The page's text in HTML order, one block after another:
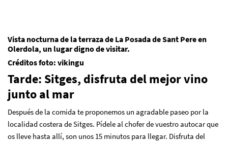
Vista nocturna de la terraza de La Posada de Sant Pere en
Olerdola, un lugar digno de visitar.
Créditos foto: vikingu
Tarde: Sitges, disfruta del mejor vino
junto al mar
Después de la comida te proponemos un agradable paseo por la
localidad costera de Sitges. Pídele al chofer de vuestro autocar que
os lleve hasta allí, son unos 15 minutos para llegar. Disfruta del